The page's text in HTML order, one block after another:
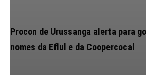
Procon de Urussanga alerta para
nomes da Eflul e da Coopercocal